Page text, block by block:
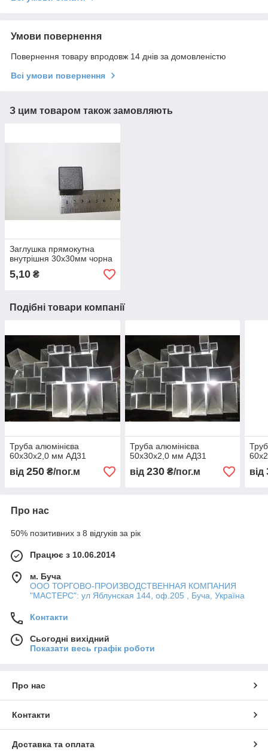
Умови повернення
Повернення товару впродовж 14 днів за домовленістю
Всі умови повернення
З цим товаром також замовляють
Заглушка прямокутна
внутрішня 30х30мм чорна
5,10 ₴
Подібні товари компанії
Труба алюмінієва
60х30х2,0 мм АД31
від 250 ₴/пог.м
Труба алюмінієва
50х30х2,0 мм АД31
від 230₴/пог.м від
Про нас
50% позитивних з 8 відгуків за рік
Працює з 10.06.2014
м. Буча
ООО ТОРГОВО-ПРОИЗВОДСТВЕННАЯ КОМПАНИЯ
"МАСТЕРС": ул Яблунская 144, оф.205 , Буча, Україна
Контакти
Сьогодні вихідний
Показати весь графік роботи
Про нас
Контакти
Доставка та оплата